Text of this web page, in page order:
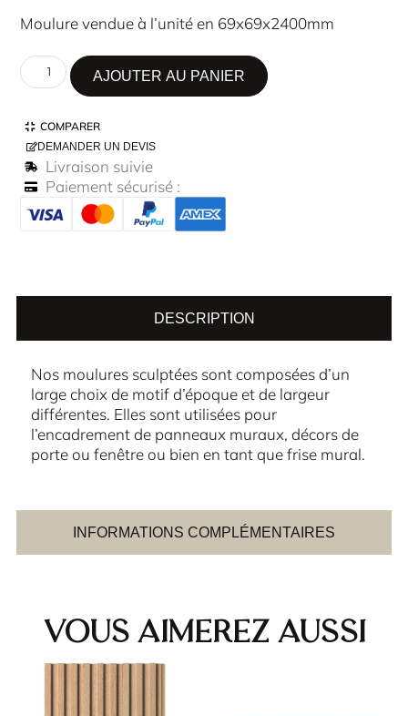
Moulure vendue à l’unité en 69x69x2400mm
AJOUTER AU PANIER
COMPARER
DEMANDER UN DEVIS
Livraison suivie
Paiement sécurisé :
DESCRIPTION
INFORMATIONS COMPLÉMENTAIRES
Nos moulures sculptées sont composées d’un
large choix de motif d’époque et de largeur
différentes. Elles sont utilisées pour
l’encadrement de panneaux muraux, décors de
porte ou fenêtre ou bien en tant que frise mural.
Vous aimerez aussi